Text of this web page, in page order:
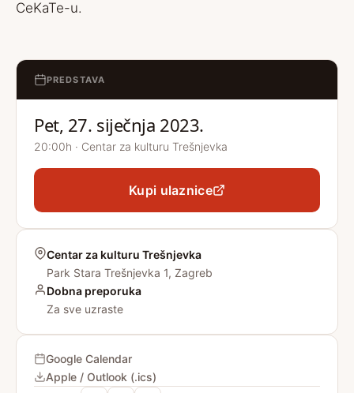
CeKaTe-u.
PREDSTAVA
Pet, 27. siječnja 2023.
20:00h · Centar za kulturu Trešnjevka
Kupi ulaznice
Centar za kulturu Trešnjevka
Park Stara Trešnjevka 1, Zagreb
Dobna preporuka
Za sve uzraste
Google Calendar
Apple / Outlook (.ics)